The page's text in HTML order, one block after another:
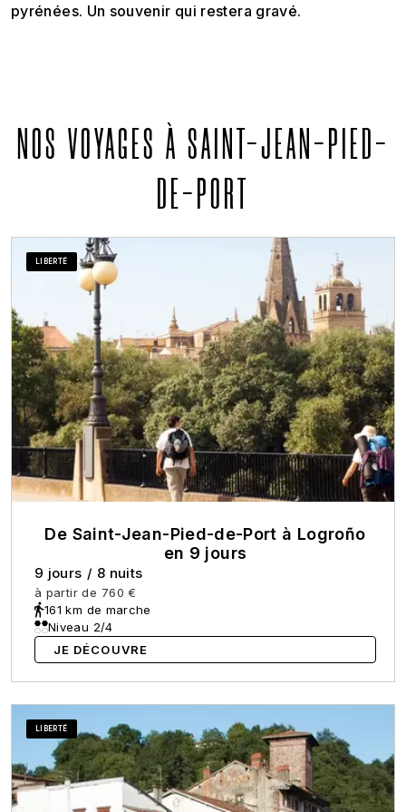
pyrénées. Un souvenir qui restera gravé.
NOS VOYAGES À SAINT-JEAN-PIED-
DE-PORT
LIBERTÉ
De Saint-Jean-Pied-de-Port à Logroño
en 9 jours
9 jours / 8 nuits
à partir de 760 €
161 km de marche
Niveau 2/4
JE DÉCOUVRE
LIBERTÉ